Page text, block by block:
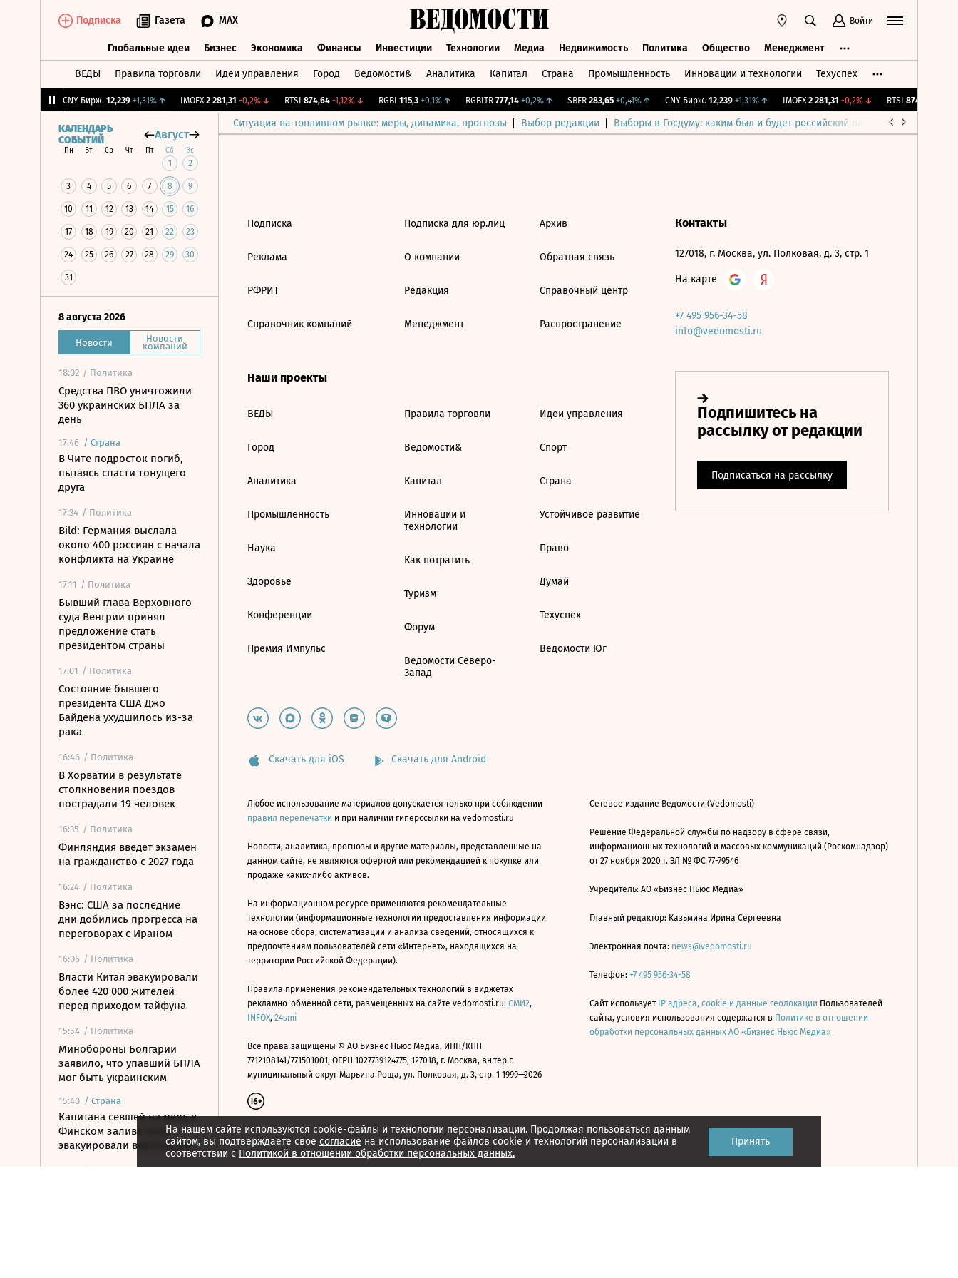
Подписка Газета MAX Войти
Глобальные идеи Бизнес Экономика Финансы Инвестиции Технологии Медиа Недвижимость Политика Общество Менеджмент
ВЕДЫ Правила торговли Идеи управления Город Ведомости& Аналитика Капитал Страна Промышленность Инновации и технологии Техуспех
CNY Бирж. 12,239 +1,31%↑ IMOEX 2 281,31 -0,2%↓ RTSI 874,64 -1,12%↓ RGBI 115,3 +0,1%↑ RGBITR 777,14 +0,2%↑ SBER 283,65 +0,41%↑ CNY Бирж. 12,239 +1,31%↑ IMOEX 2 281,31 -0,2%↓ RTSI 874,64
Ситуация на топливном рынке: меры, динамика, прогнозы Выбор редакции Выборы в Госдуму: каким был и будет российский парламент
КАЛЕНДАРЬ
СОБЫТИЙ
Август
Пн Вт Ср Чт Пт Сб Вс
1 2
3 4 5 6 7 8 9
10 11 12 13 14 15 16
17 18 19 20 21 22 23
24 25 26 27 28 29 30
31
8 августа 2026
Новости Новости
компаний
18:02 / Политика
Средства ПВО уничтожили
360 украинских БПЛА за
день
17:46 / Страна
В Чите подросток погиб,
пытаясь спасти тонущего
друга
17:34 / Политика
Bild: Германия выслала
около 400 россиян с начала
конфликта на Украине
17:11 / Политика
Бывший глава Верховного
суда Венгрии принял
предложение стать
президентом страны
17:01 / Политика
Состояние бывшего
президента США Джо
Байдена ухудшилось из-за
рака
16:46 / Политика
В Хорватии в результате
столкновения поездов
пострадали 19 человек
16:35 / Политика
Финляндия введет экзамен
на гражданство с 2027 года
16:24 / Политика
Вэнс: США за последние
дни добились прогресса на
переговорах с Ираном
16:06 / Политика
Власти Китая эвакуировали
более 420 000 жителей
перед приходом тайфуна
15:54 / Политика
Минобороны Болгарии
заявило, что упавший БПЛА
мог быть украинским
15:40 / Страна
Капитана севшей на мель в
Финском заливе яхты
эвакуировали вертолетом
На нашем сайте используются cookie-файлы и технологии персонализации. Продолжая пользоваться данным
сайтом, вы подтверждаете свое согласие на использование файлов cookie и технологий персонализации в
соответствии с Политикой в отношении обработки персональных данных.
Принять
Подписка
Реклама
РФРИТ
Справочник компаний
Подписка для юр.лиц
О компании
Редакция
Менеджмент
Архив
Обратная связь
Справочный центр
Распространение
Наши проекты
ВЕДЫ
Город
Аналитика
Промышленность
Наука
Здоровье
Конференции
Премия Импульс
Правила торговли
Ведомости&
Капитал
Инновации и
технологии
Как потратить
Туризм
Форум
Ведомости Северо-
Запад
Идеи управления
Спорт
Страна
Устойчивое развитие
Право
Думай
Техуспех
Ведомости Юг
Контакты
127018, г. Москва, ул. Полковая, д. 3, стр. 1
На карте
+7 495 956-34-58
info@vedomosti.ru
Скачать для iOS Скачать для Android
Любое использование материалов допускается только при соблюдении
правил перепечатки и при наличии гиперссылки на vedomosti.ru
Новости, аналитика, прогнозы и другие материалы, представленные на
данном сайте, не являются офертой или рекомендацией к покупке или
продаже каких-либо активов.
На информационном ресурсе применяются рекомендательные
технологии (информационные технологии предоставления информации
на основе сбора, систематизации и анализа сведений, относящихся к
предпочтениям пользователей сети «Интернет», находящихся на
территории Российской Федерации).
Правила применения рекомендательных технологий в виджетах
рекламно-обменной сети, размещенных на сайте vedomosti.ru: СМИ2,
INFOX, 24smi
Все права защищены © АО Бизнес Ньюс Медиа, ИНН/КПП
7712108141/771501001, ОГРН 1027739124775, 127018, г. Москва, вн.тер.г.
муниципальный округ Марьина Роща, ул. Полковая, д. 3, стр. 1 1999—2026
Сетевое издание Ведомости (Vedomosti)
Решение Федеральной службы по надзору в сфере связи,
информационных технологий и массовых коммуникаций (Роскомнадзор)
от 27 ноября 2020 г. ЭЛ № ФС 77-79546
Учредитель: АО «Бизнес Ньюс Медиа»
Главный редактор: Казьмина Ирина Сергеевна
Электронная почта: news@vedomosti.ru
Телефон: +7 495 956-34-58
Сайт использует IP адреса, cookie и данные геолокации Пользователей
сайта, условия использования содержатся в Политике в отношении
обработки персональных данных АО «Бизнес Ньюс Медиа»